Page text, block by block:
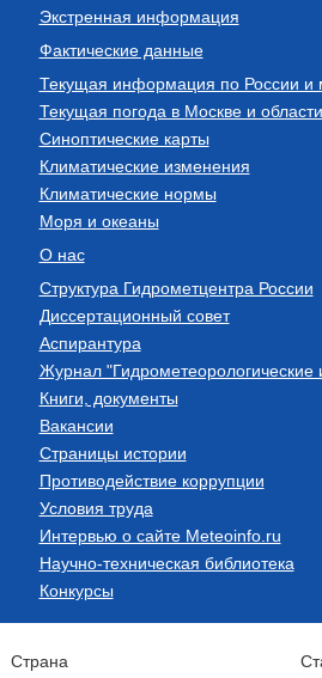
Экстренная информация
Фактические данные
Текущая информация по России и
Текущая погода в Москве и области
Синоптические карты
Климатические изменения
Климатические нормы
Моря и океаны
О нас
Структура Гидрометцентра России
Диссертационный совет
Аспирантура
Журнал "Гидрометеорологические
Книги, документы
Вакансии
Страницы истории
Противодействие коррупции
Условия труда
Интервью о сайте Meteoinfo.ru
Научно-техническая библиотека
Конкурсы
Страна